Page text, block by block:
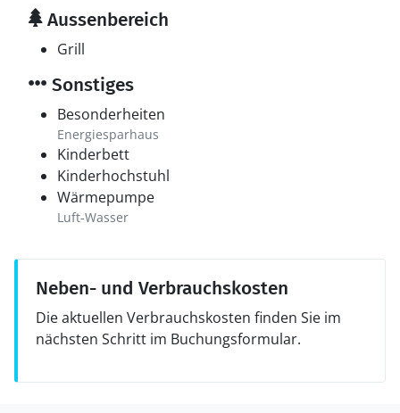
Aussenbereich
Grill
Sonstiges
Besonderheiten
Energiesparhaus
Kinderbett
Kinderhochstuhl
Wärmepumpe
Luft-Wasser
Neben- und Verbrauchskosten
Die aktuellen Verbrauchskosten finden Sie im
nächsten Schritt im Buchungsformular.